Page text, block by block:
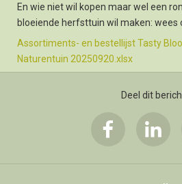
En wie niet wil kopen maar wel een
bloeiende herfsttuin wil maken: wees
Assortiments- en bestellijst Tasty
Naturentuin 20250920.xlsx
Deel dit